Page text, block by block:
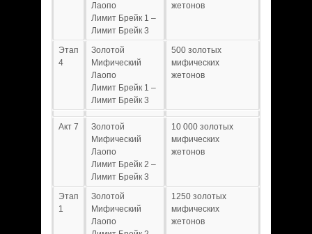
Лаопо
Лимит Брейк 1 –
Лимит Брейк 3
жетонов
Этап
4
Золотой
Мифический
Лаопо
Лимит Брейк 1 –
Лимит Брейк 3
500 золотых
мифических
жетонов
Акт 7
Золотой
Мифический
Лаопо
Лимит Брейк 2 –
Лимит Брейк 3
10 000 золотых
мифических
жетонов
Этап
1
Золотой
Мифический
Лаопо
1250 золотых
мифических
жетонов